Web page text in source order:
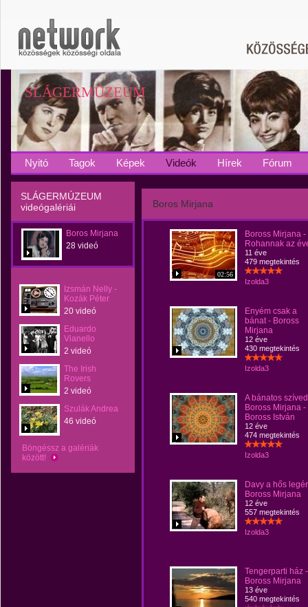
SLÁGERMÚZEUM
Nyitó Tagok Képek Videók Hírek Fórum
SLÁGERMÚZEUM
videógalériái
Boros Mirjana
28 videó
Izsmán Nelly -
Kozák Péter
20 videó
Eduardo
Vianello
2 videó
The Irish
Rovers
2 videó
Szulák Andrea
46 videó
Böngéssz a galériák
között!
Boros Mirjana
02:56
Boross Mirjana -
Rohannak az
11 éve
479 megtekintés
Izolda3
Enyém csak a
bánat - Boross
Mirjana
12 éve
430 megtekintés
Izolda3
A bánatos
Boross Mirjana -
Boross István
12 éve
474 megtekintés
Izolda3
Davy a hős
Boross Mirjana
12 éve
557 megtekintés
Izolda3
Tengerparti ház -
Boross Mirjana
13 éve
540 megtekintés